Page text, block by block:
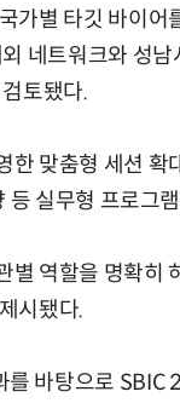
가별 타깃 바이
네트워크와 성
토됐다.
한 맞춤형 세션
등 실무형 프로그
역할을 명확히
시됐다.
바탕으로